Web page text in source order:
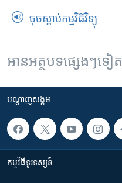
ចុចស្តាប់កម្មវិធីវិទ្យុ
អានអត្ថបទផ្សេងៗទៀត
បណ្តាញ​សង្គម
កម្មវិធី​ទូរទស្សន៍